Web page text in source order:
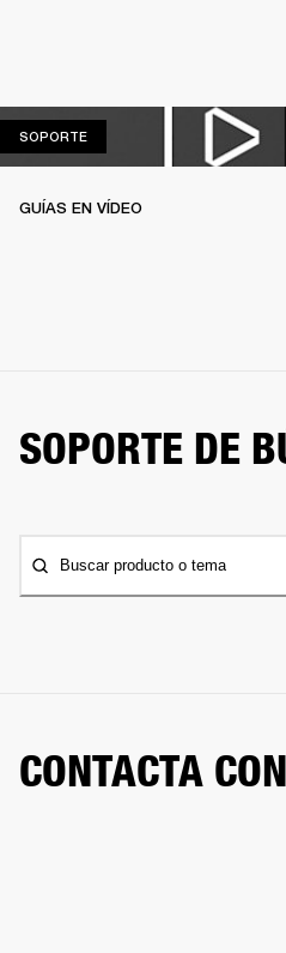
SOPORTESOPORTE
GUÍAS EN VÍDEO
SOPORTE DE
Buscar producto o tema
CONTACTA